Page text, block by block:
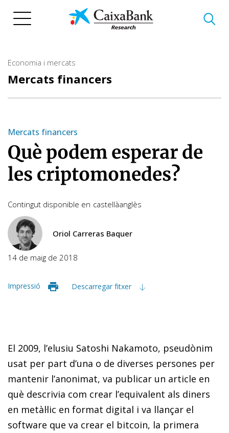
Economia i mercats
Mercats financers
Mercats financers
Què podem esperar de
les criptomonedes?
Contingut disponible en castellàanglès
Oriol Carreras Baquer
14 de maig de 2018
Impressió Descarregar fitxer
El 2009, l’elusiu Satoshi Nakamoto, pseudònim
usat per part d’una o de diverses persones per
mantenir l’anonimat, va publicar un article en
què descrivia com crear l’equivalent als diners
en metàl·lic en format digital i va llançar el
software que va crear el bitcoin, la primera